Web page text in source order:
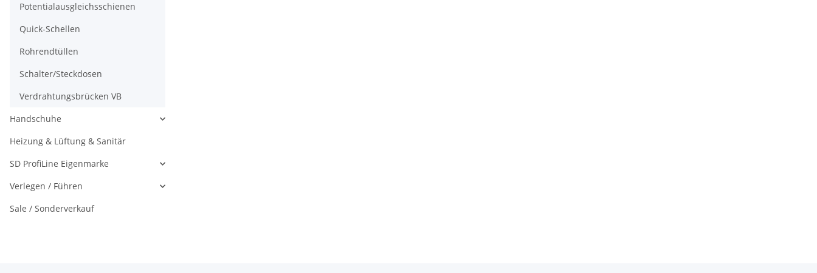
Potentialausgleichsschienen
Quick-Schellen
Rohrendtüllen
Schalter/Steckdosen
Verdrahtungsbrücken VB
Handschuhe
Heizung & Lüftung & Sanitär
SD ProfiLine Eigenmarke
Verlegen / Führen
Sale / Sonderverkauf